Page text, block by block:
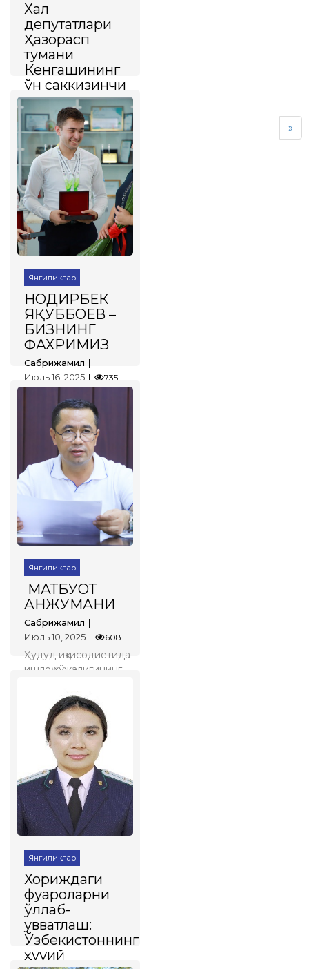
Халқ
депутатлари
Ҳазорасп
тумани
Кенгашининг
ўн саккизинчи
сессияси
Сабрижамил
Июль 25, 2025
586
Халқ депутатлари
Ҳазорасп тумани
Кенгашининг ўн
саккизинчи сессияси
бўлиб ўтди.
Батафсил
Янгиликлар
НОДИРБЕК
ЯҚУББОЕВ –
БИЗНИНГ
ФАХРИМИЗ
Сабрижамил
Июль 16, 2025
735
ЯҚУББОЕВ –
БИЗНИНГ
ФАХРИМИЗ
Батафсил
Янгиликлар
МАТБУОТ
АНЖУМАНИ
Сабрижамил
Июль 10, 2025
608
Ҳудуд иқтисодиётида
қишлоқ хўжалигининг
инвестицияларнинг
жалб қилиниши ва
амалга оширилаётган
лойиҳалар
Батафсил
Янгиликлар
Хориждаги
фуқароларни
қўллаб-
қувватлаш:
Ўзбекистоннинг
ҳуқуқий
»